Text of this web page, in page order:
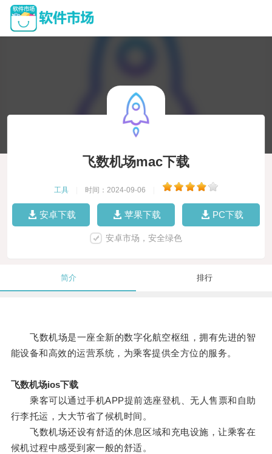
飞数机场mac下载
工具 时间：2024-09-06
安卓下载 苹果下载 PC下载
安卓市场，安全绿色
简介 排行
飞数机场是一座全新的数字化航空枢纽，拥有先进的智
能设备和高效的运营系统，为乘客提供全方位的服务。
飞数机场ios下载
乘客可以通过手机APP提前选座登机、无人售票和自助
行李托运，大大节省了候机时间。
飞数机场还设有舒适的休息区域和充电设施，让乘客在
候机过程中感受到家一般的舒适。